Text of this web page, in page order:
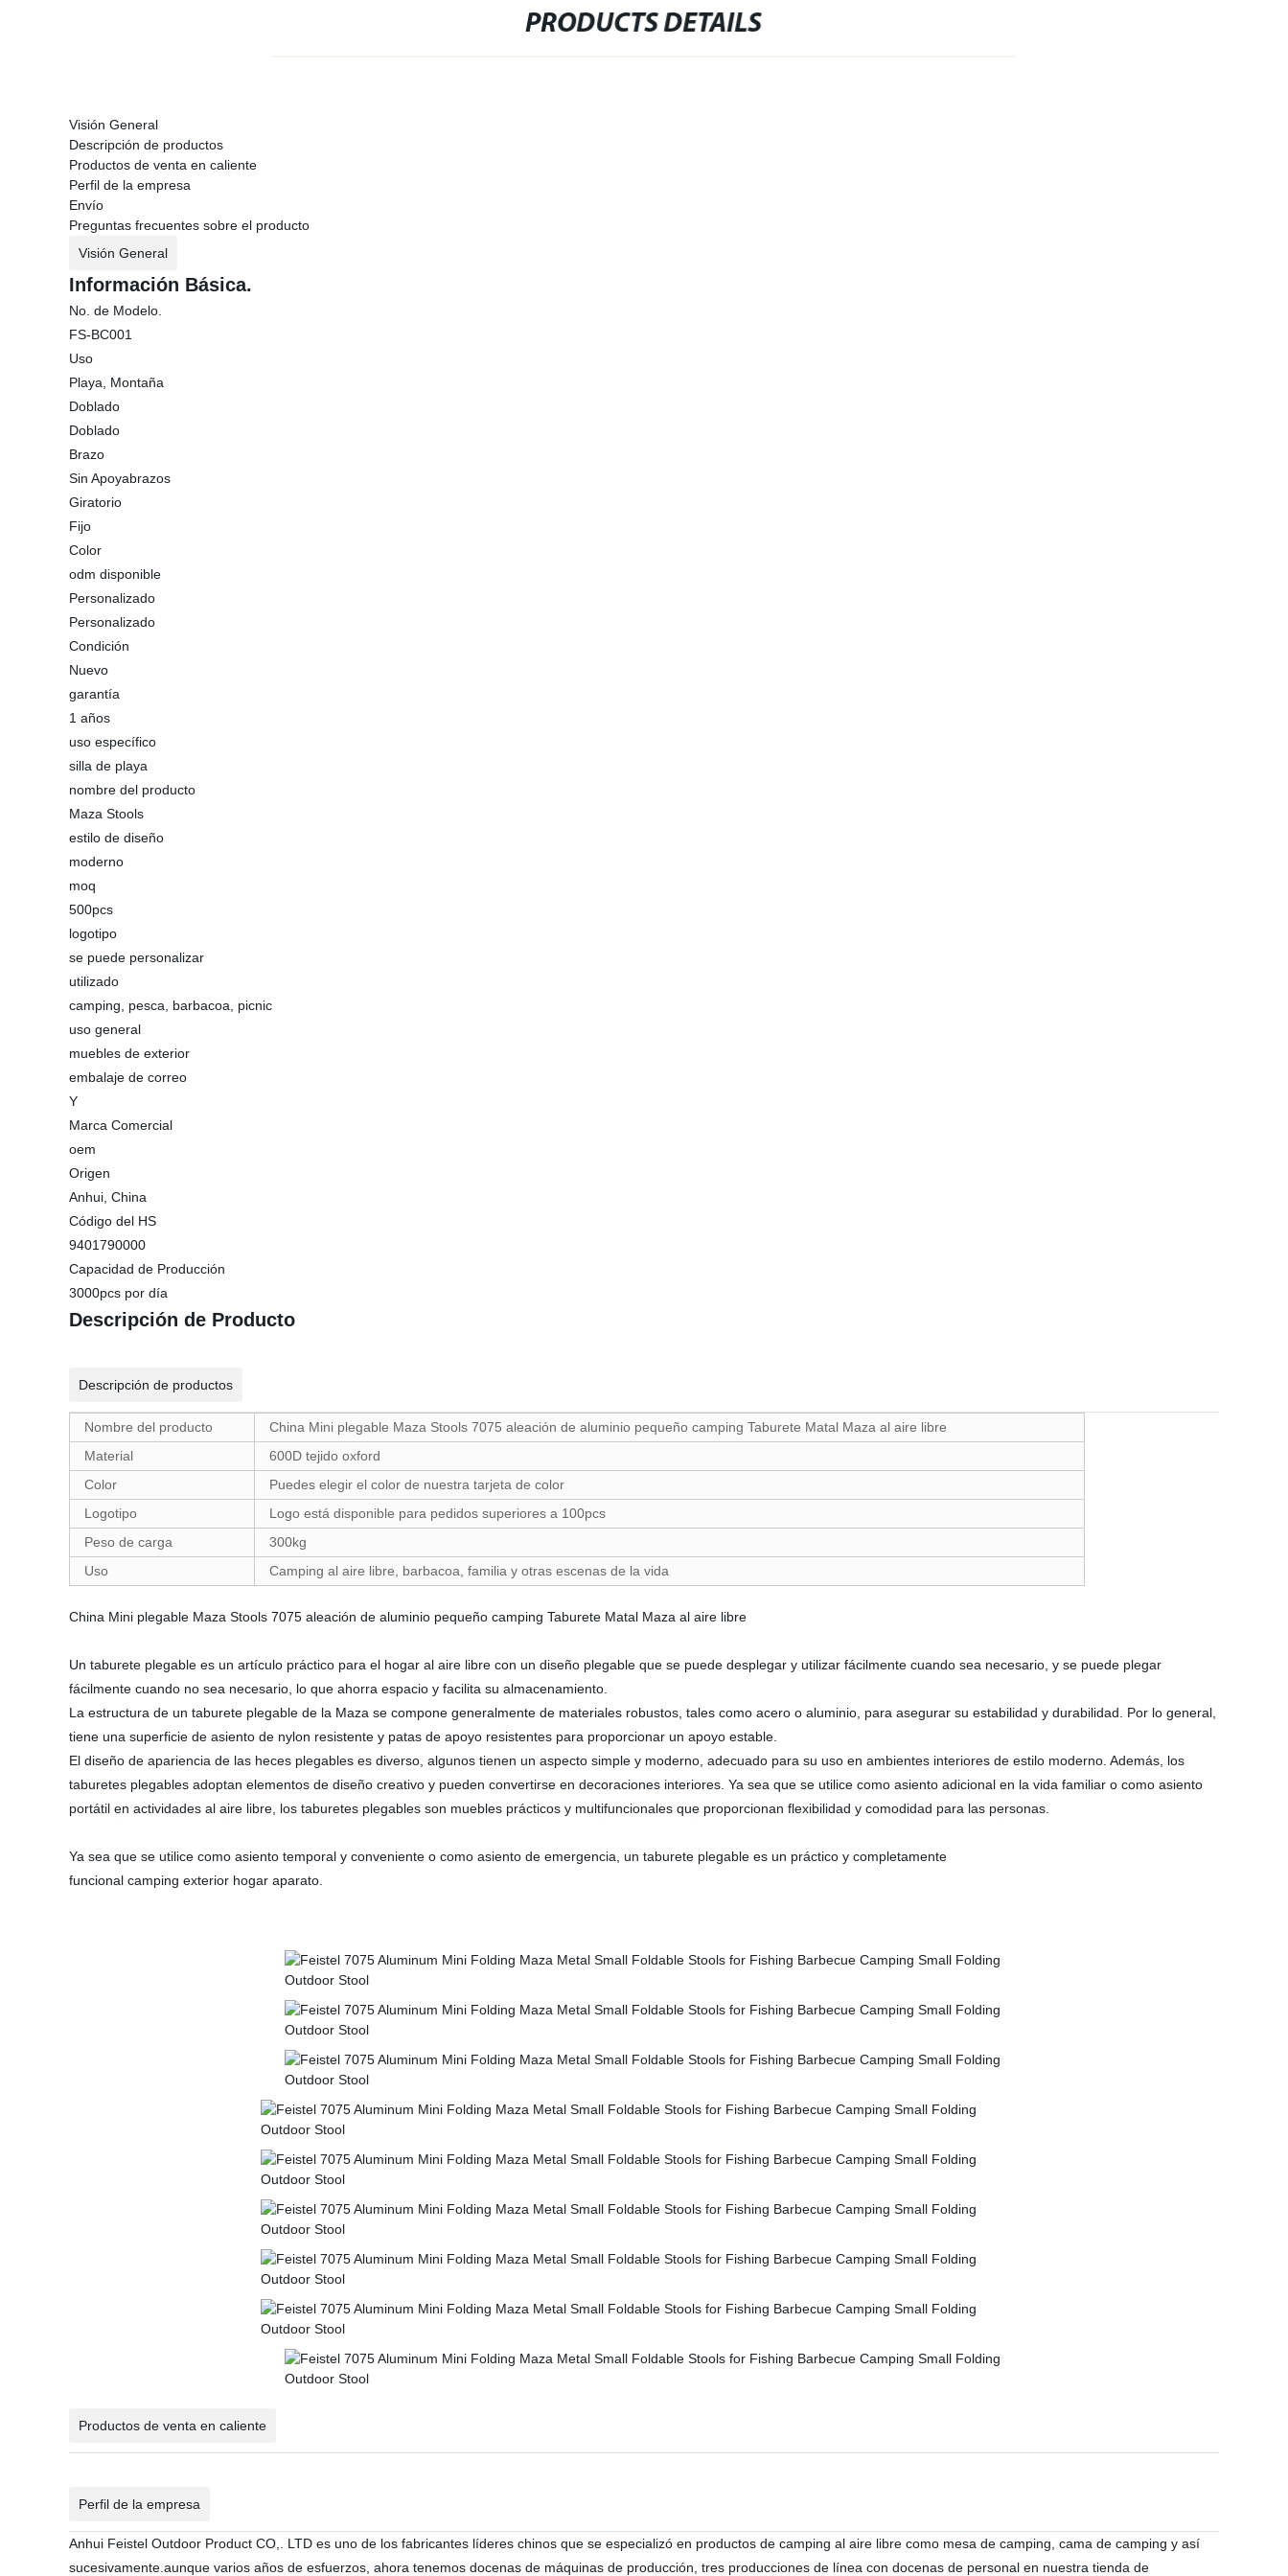
PRODUCTS DETAILS
Visión General
Descripción de productos
Productos de venta en caliente
Perfil de la empresa
Envío
Preguntas frecuentes sobre el producto
Visión General
Información Básica.
No. de Modelo.
FS-BC001
Uso
Playa, Montaña
Doblado
Doblado
Brazo
Sin Apoyabrazos
Giratorio
Fijo
Color
odm disponible
Personalizado
Personalizado
Condición
Nuevo
garantía
1 años
uso específico
silla de playa
nombre del producto
Maza Stools
estilo de diseño
moderno
moq
500pcs
logotipo
se puede personalizar
utilizado
camping, pesca, barbacoa, picnic
uso general
muebles de exterior
embalaje de correo
Y
Marca Comercial
oem
Origen
Anhui, China
Código del HS
9401790000
Capacidad de Producción
3000pcs por día
Descripción de Producto
Descripción de productos
Nombre del producto
China Mini plegable Maza Stools 7075 aleación de aluminio pequeño camping Taburete Matal Maza al aire libre
Material
600D tejido oxford
Color
Puedes elegir el color de nuestra tarjeta de color
Logotipo
Logo está disponible para pedidos superiores a 100pcs
Peso de carga
300kg
Uso
Camping al aire libre, barbacoa, familia y otras escenas de la vida
China Mini plegable Maza Stools 7075 aleación de aluminio pequeño camping Taburete Matal Maza al aire libre
Un taburete plegable es un artículo práctico para el hogar al aire libre con un diseño plegable que se puede desplegar y utilizar fácilmente cuando sea necesario, y se puede plegar
fácilmente cuando no sea necesario, lo que ahorra espacio y facilita su almacenamiento.
La estructura de un taburete plegable de la Maza se compone generalmente de materiales robustos, tales como acero o aluminio, para asegurar su estabilidad y durabilidad. Por lo general,
tiene una superficie de asiento de nylon resistente y patas de apoyo resistentes para proporcionar un apoyo estable.
El diseño de apariencia de las heces plegables es diverso, algunos tienen un aspecto simple y moderno, adecuado para su uso en ambientes interiores de estilo moderno. Además, los
taburetes plegables adoptan elementos de diseño creativo y pueden convertirse en decoraciones interiores. Ya sea que se utilice como asiento adicional en la vida familiar o como asiento
portátil en actividades al aire libre, los taburetes plegables son muebles prácticos y multifuncionales que proporcionan flexibilidad y comodidad para las personas.
Ya sea que se utilice como asiento temporal y conveniente o como asiento de emergencia, un taburete plegable es un práctico y completamente
funcional camping exterior hogar aparato.
Productos de venta en caliente
Perfil de la empresa
Anhui Feistel Outdoor Product CO,. LTD es uno de los fabricantes líderes chinos que se especializó en productos de camping al aire libre como mesa de camping, cama de camping y así
sucesivamente.aunque varios años de esfuerzos, ahora tenemos docenas de máquinas de producción, tres producciones de línea con docenas de personal en nuestra tienda de